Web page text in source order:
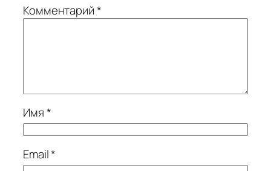
Комментарий*
Имя*
Email*